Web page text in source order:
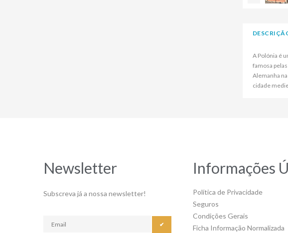
A Polónia é
famosa
Alemanha
cidade
Newsletter
Subscreva já a nossa newsletter!
✔
Informações
Política de Privacidade
Seguros
Condições Gerais
Ficha Informação Normalizada